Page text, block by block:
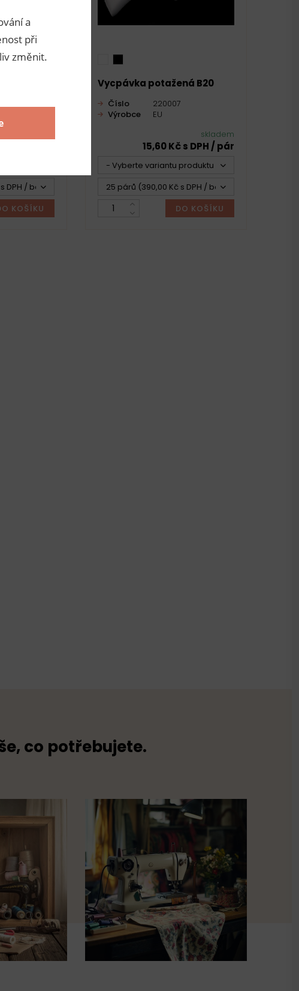
B16
DPH / bal.)
KOŠÍKU
Vycpávka potažená B20
Číslo
220007
Výrobce
EU
skladem
15,60 Kč s DPH / pár
- Vyberte variantu produktu -
25 párů (390,00 Kč s DPH / bal.)
DO KOŠÍKU
co potřebujete.
a
při
změnit.